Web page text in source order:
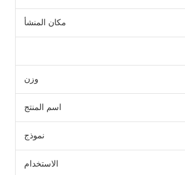
مكان المنشأ
وزن
اسم المنتج
نموذج
الاستخدام